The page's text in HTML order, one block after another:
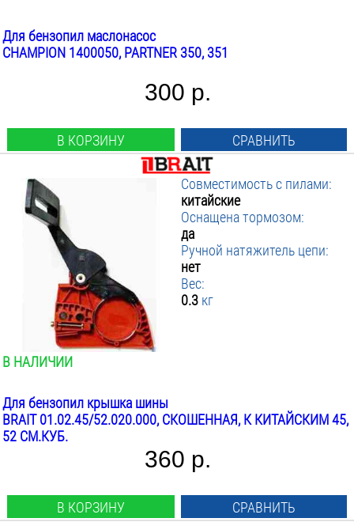
Для бензопил маслонасос
CHAMPION 1400050, PARTNER 350, 351
300 р.
В КОРЗИНУ СРАВНИТЬ
Совместимость с пилами:
китайские
Оснащена тормозом:
да
Ручной натяжитель цепи:
нет
Вес:
0.3 кг
В НАЛИЧИИ
Для бензопил крышка шины
BRAIT 01.02.45/52.020.000, СКОШЕННАЯ, К КИТАЙСКИМ 45,
52 СМ.КУБ.
360 р.
В КОРЗИНУ СРАВНИТЬ